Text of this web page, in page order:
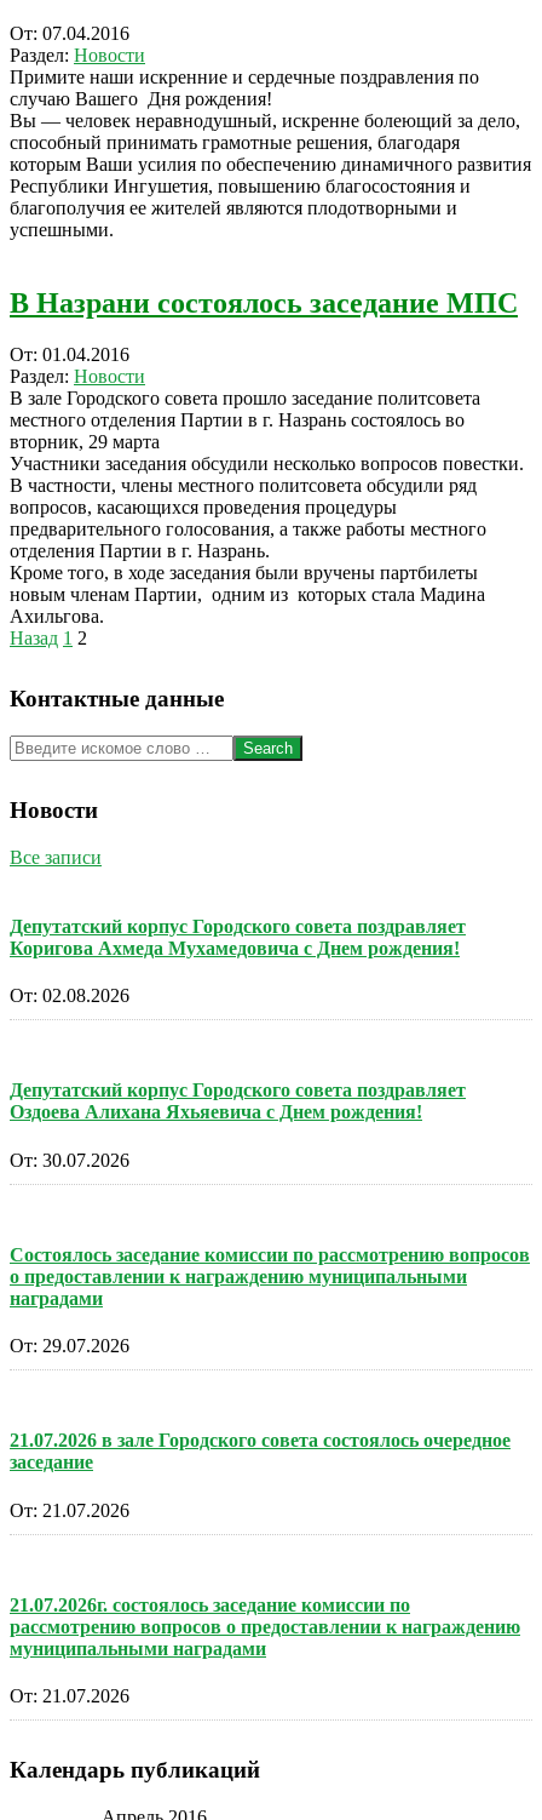
2016-
04-
07
От: 07.04.2016
Раздел: Новости
Примите наши искренние и сердечные поздравления по
случаю Вашего Дня рождения!
Вы — человек неравнодушный, искренне болеющий за дело,
способный принимать грамотные решения, благодаря
которым Ваши усилия по обеспечению динамичного развития
Республики Ингушетия, повышению благосостояния и
благополучия ее жителей являются плодотворными и
успешными.
В Назрани состоялось заседание МПС
2016-
04-
01
От: 01.04.2016
Раздел: Новости
В зале Городского совета прошло заседание политсовета
местного отделения Партии в г. Назрань состоялось во
вторник, 29 марта
Участники заседания обсудили несколько вопросов повестки.
В частности, члены местного политсовета обсудили ряд
вопросов, касающихся проведения процедуры
предварительного голосования, а также работы местного
отделения Партии в г. Назрань.
Кроме того, в ходе заседания были вручены партбилеты
новым членам Партии, одним из которых стала Мадина
Ахильгова.
Пагинация
Назад 1 2
Контактные данные
Search
Новости
Все записи
Депутатский корпус Городского совета поздравляет
Коригова Ахмеда Мухамедовича с Днем рождения!
От: 02.08.2026
Депутатский корпус Городского совета поздравляет
Оздоева Алихана Яхьяевича с Днем рождения!
От: 30.07.2026
Состоялось заседание комиссии по рассмотрению вопросов
о предоставлении к награждению муниципальными
наградами
От: 29.07.2026
21.07.2026 в зале Городского совета состоялось очередное
заседание
От: 21.07.2026
21.07.2026г. состоялось заседание комиссии по
рассмотрению вопросов о предоставлении к награждению
муниципальными наградами
От: 21.07.2026
Календарь публикаций